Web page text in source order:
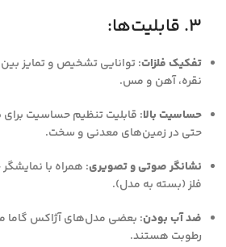
3. قابلیت‌ها:
تفکیک فلزات: توانایی تشخیص و تمایز بین
نقره، آهن و مس.
حساسیت بالا: قابلیت تنظیم حساسیت
حتی در زمین‌های معدنی و سخت.
نشانگر صوتی و تصویری: همراه با
فلز (بسته به مدل).
ضد آب بودن: بعضی مدل‌های آژاکس گاما
رطوبت هستند.